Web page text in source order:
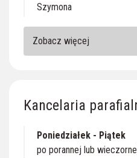
Szymona
Zobacz więcej
Kancelaria
Poniedziałek - Piątek
po porannej lub